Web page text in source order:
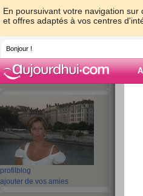
En poursuivant votre navigation
et offres adaptés à vos centres
Bonjour !
profil blog
ajouter de vos amies